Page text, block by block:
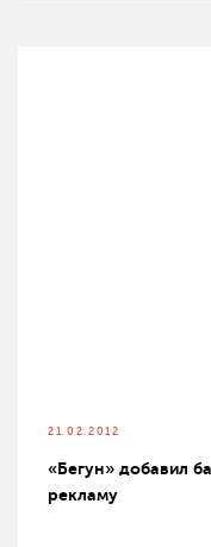
21.02.2012
«Бегун» добавил
рекламу